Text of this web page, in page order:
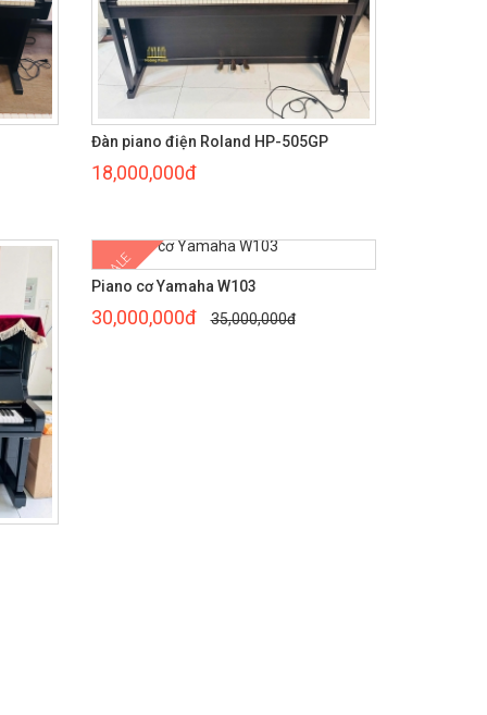
Đàn piano điện Roland HP-505GP
18,000,000đ
SALE
Piano cơ Yamaha W103
30,000,000đ 35,000,000đ